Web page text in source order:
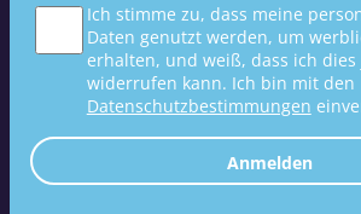
Ich stimme zu, dass meine
Daten genutzt werden, um
erhalten, und weiß, dass ich
widerrufen kann. Ich bin mit den
Datenschutzbestimmungen
Anmelden